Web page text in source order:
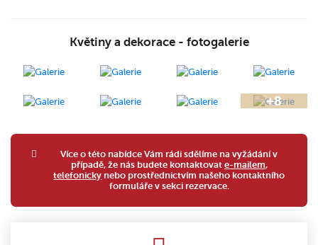
Květiny a dekorace - fotogalerie
Více o této nabídce Vám rádi sdělíme na vyžádání v
případě, že nás budete kontaktovat e-mailem,
telefonicky nebo prostřednictvím našeho kontaktního
formuláře v sekci rezervace.